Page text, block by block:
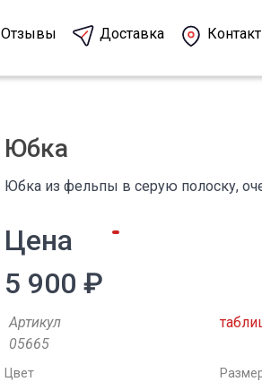
Отзывы Доставка
Юбка
Юбка из фельпы в серую полоску,
Цена
5 900 ₽
Артикул
05665
Цвет